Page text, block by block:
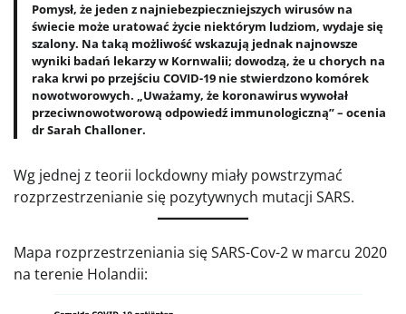
Pomysł, że jeden z najniebezpieczniejszych wirusów na
świecie może uratować życie niektórym ludziom, wydaje się
szalony. Na taką możliwość wskazują jednak najnowsze
wyniki badań lekarzy w Kornwalii; dowodzą, że u chorych na
raka krwi po przejściu COVID-19 nie stwierdzono komórek
nowotworowych. „Uważamy, że koronawirus wywołał
przeciwnowotworową odpowiedź immunologiczną” – ocenia
dr Sarah Challoner.
Wg jednej z teorii lockdowny miały powstrzymać
rozprzestrzenianie się pozytywnych mutacji SARS.
Mapa rozprzestrzeniania się SARS-Cov-2 w marcu 2020
na terenie Holandii: